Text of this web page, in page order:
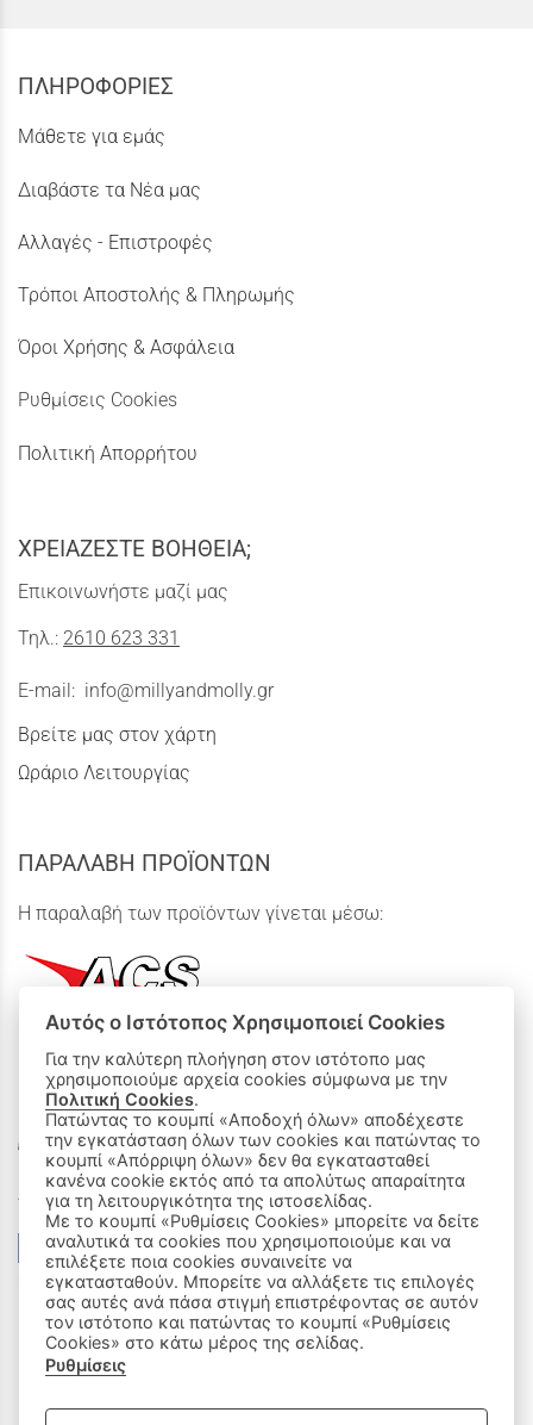
ΠΛΗΡΟΦΟΡΙΕΣ
Μάθετε για εμάς
Διαβάστε τα Νέα μας
Αλλαγές - Επιστροφές
Τρόποι Αποστολής & Πληρωμής
Όροι Χρήσης & Ασφάλεια
Ρυθμίσεις Cookies
Πολιτική Απορρήτου
ΧΡΕΙΑΖΕΣΤΕ ΒΟΗΘΕΙΑ;
Επικοινωνήστε μαζί μας
Τηλ.: 2610 623 331
E-mail: info@millyandmolly.gr
Βρείτε μας στον χάρτη
Ωράριο Λειτουργίας
ΠΑΡΑΛΑΒΗ ΠΡΟΪΟΝΤΩΝ
Η παραλαβή των προϊόντων γίνεται μέσω:
ΟΙ ΑΓΟΡΕΣ ΜΟΥ
Καλάθι Αγορών
Δεχόμαστε όλες τις πιστωτικές κάρτες:
Αυτός ο Ιστότοπος Χρησιμοποιεί Cookies
Για την καλύτερη πλοήγηση στον ιστότοπο μας
χρησιμοποιούμε αρχεία cookies σύμφωνα με την
Πολιτική Cookies.
Πατώντας το κουμπί «Αποδοχή όλων» αποδέχεστε
την εγκατάσταση όλων των cookies και πατώντας το
κουμπί «Απόρριψη όλων» δεν θα εγκατασταθεί
κανένα cookie εκτός από τα απολύτως απαραίτητα
για τη λειτουργικότητα της ιστοσελίδας.
Με το κουμπί «Ρυθμίσεις Cookies» μπορείτε να δείτε
αναλυτικά τα cookies που χρησιμοποιούμε και να
επιλέξετε ποια cookies συναινείτε να
εγκατασταθούν. Μπορείτε να αλλάξετε τις επιλογές
σας αυτές ανά πάσα στιγμή επιστρέφοντας σε αυτόν
τον ιστότοπο και πατώντας το κουμπί «Ρυθμίσεις
Cookies» στο κάτω μέρος της σελίδας.
Ρυθμίσεις